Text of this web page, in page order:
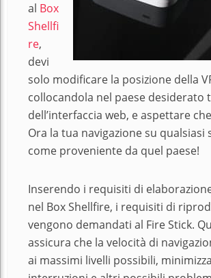
al Box
Shellfi
re,
devi
solo modificare la posizione della
collocandola nel paese desiderato
dell’interfaccia web, e aspettare
Ora la tua navigazione su qualsiasi
come proveniente da quel paese!
Inserendo i requisiti di
nel Box Shellfire, i requisiti di
vengono demandati al Fire Stick.
assicura che la velocità di
ai massimi livelli possibili,